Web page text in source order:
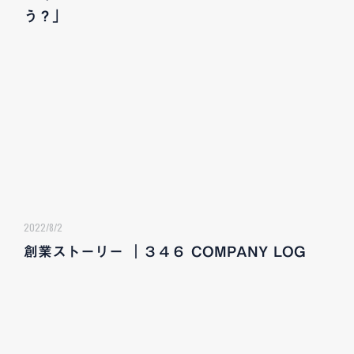
う？」
2022/8/2
創業ストーリー ｜３４６ COMPANY LOG